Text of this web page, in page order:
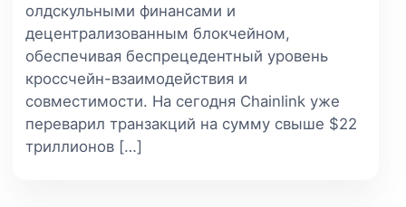
олдскульными финансами и
децентрализованным блокчейном,
обеспечивая беспрецедентный уровень
кроссчейн-взаимодействия и
совместимости. На сегодня Chainlink уже
переварил транзакций на сумму свыше $22
триллионов […]